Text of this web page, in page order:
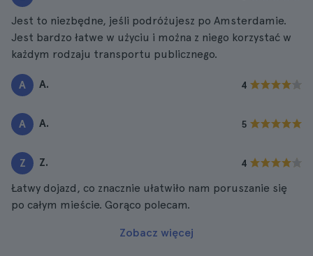
Jest to niezbędne, jeśli podróżujesz po Amsterdamie.
Jest bardzo łatwe w użyciu i można z niego korzystać w
każdym rodzaju transportu publicznego.
A A. 4
A A. 5
Z Z. 4
Łatwy dojazd, co znacznie ułatwiło nam poruszanie się
po całym mieście. Gorąco polecam.
Zobacz więcej